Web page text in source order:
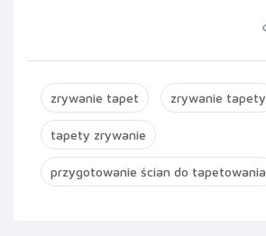
zrywanie tapet zrywanie tapety
tapety zrywanie
przygotowanie ścian do tapetowania